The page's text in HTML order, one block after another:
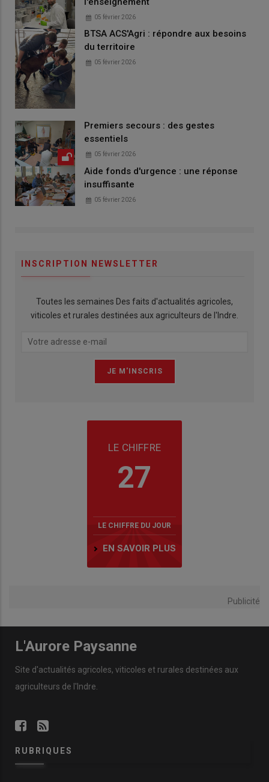
05 février 2026
BTSA ACS'Agri : répondre aux besoins
du territoire
05 février 2026
Premiers secours : des gestes
essentiels
05 février 2026
Aide fonds d'urgence : une réponse
insuffisante
05 février 2026
INSCRIPTION NEWSLETTER
Toutes les semaines Des faits d'actualités agricoles,
viticoles et rurales destinées aux agriculteurs de l'Indre.
LE CHIFFRE
27
LE CHIFFRE DU JOUR
EN SAVOIR PLUS
Publicité
L'Aurore Paysanne
Site d'actualités agricoles, viticoles et rurales destinées aux
agriculteurs de l'Indre.
RUBRIQUES